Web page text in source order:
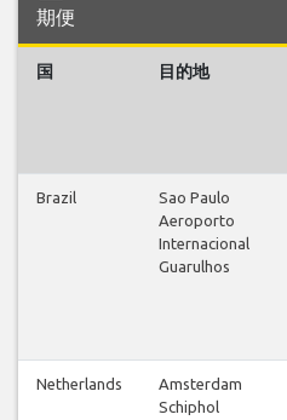
期便
国 目的地
Brazil
Sao Paulo
Aeroporto
Internacional
Guarulhos
Netherlands
Amsterdam
Schiphol